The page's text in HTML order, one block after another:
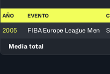
AÑO EVENTO
2005 FIBA Europe League Men
Media total